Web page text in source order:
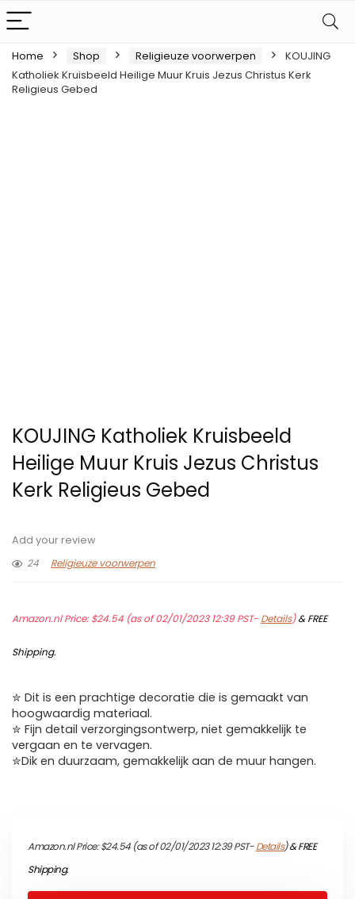
Home Shop Religieuze voorwerpen
KOUJING
Katholiek Kruisbeeld Heilige Muur Kruis Jezus Christus Kerk
Religieus Gebed
KOUJING Katholiek Kruisbeeld
Heilige Muur Kruis Jezus Christus
Kerk Religieus Gebed
Add your review
24
Religieuze voorwerpen
Amazon.nl Price:$24.54 (as of 02/01/2023 12:39 PST- Details)&FREE
Shipping.
✮ Dit is een prachtige decoratie die is gemaakt van
hoogwaardig materiaal.
✮ Fijn detail verzorgingsontwerp, niet gemakkelijk te
vergaan en te vervagen.
✮Dik en duurzaam, gemakkelijk aan de muur hangen.
Amazon.nl Price:$24.54(as of 02/01/2023 12:39 PST-Details)&FREE
Shipping.